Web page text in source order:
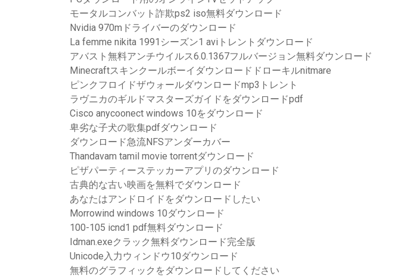
モータルコンバット詐欺ps2 iso無料ダウンロード
Nvidia 970mドライバーのダウンロード
La femme nikita 1991シーズン1 aviトレントダウンロード
アバスト無料アンチウイルス6.0.1367フルバージョン無料ダウンロード
Minecraftスキンクールボーイダウンロードドローキルnitmare
ピンクフロイドザウォールダウンロードmp3トレント
ラヴニカのギルドマスターズガイドをダウンロードpdf
Cisco anycoonect windows 10をダウンロード
卑劣な子犬の歌集pdfダウンロード
ダウンロード急流NFSアンダーカバー
Thandavam tamil movie torrentダウンロード
ピザパーティーステッカーアプリのダウンロード
古典的な古い映画を無料でダウンロード
あなたはアンドロイドをダウンロードしたい
Morrowind windows 10ダウンロード
100-105 icnd1 pdf無料ダウンロード
Idman.exeクラック無料ダウンロード完全版
Unicode入力ウィンドウ10ダウンロード
無料のグラフィックをダウンロードしてください